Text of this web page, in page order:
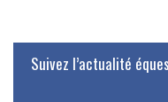
Suivez l’actualité